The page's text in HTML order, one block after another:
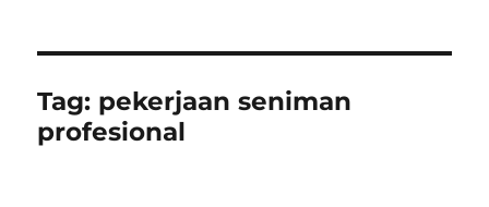
Tag: pekerjaan seniman
profesional